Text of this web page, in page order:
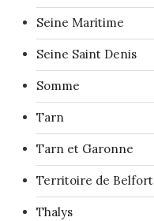
Seine Maritime
Seine Saint Denis
Somme
Tarn
Tarn et Garonne
Territoire de Belfort
Thalys